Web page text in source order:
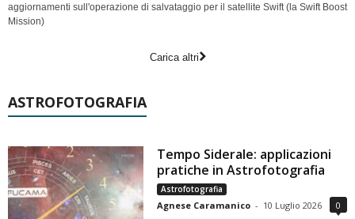
aggiornamenti sull'operazione di salvataggio per il satellite Swift (la Swift Boost
Mission)
Carica altri
ASTROFOTOGRAFIA
Tempo Siderale: applicazioni
pratiche in Astrofotografia
Astrofotografia
Agnese Caramanico - 10 Luglio 2026 0